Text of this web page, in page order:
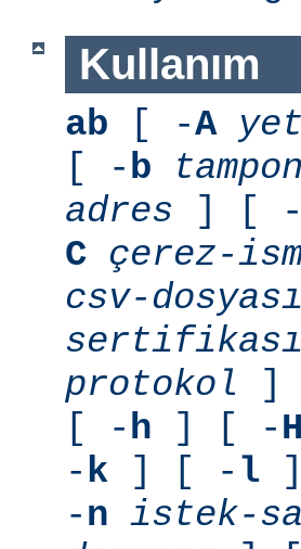
Kullanım
ab [ -A
[ -b
adres ] [ -
C çerez-
csv-dosyası
protokol ]
[ -h ] [ -H
-k ] [ - l
-n istek-